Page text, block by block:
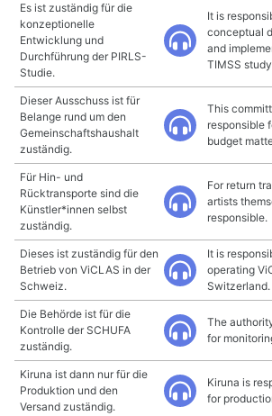
Es ist zuständig für die
konzeptionelle
Entwicklung und
Durchführung der PIRLS-
Studie.
It is
conceptual
and
TIMSS
Dieser Ausschuss ist für
Belange rund um den
Gemeinschaftshaushalt
zuständig.
This
responsible
budget
Für Hin- und
Rücktransporte sind die
Künstler*innen selbst
zuständig.
For return
artists
responsible.
Dieses ist zuständig für den
Betrieb von ViCLAS in der
Schweiz.
It is
operating
Switzerland.
Die Behörde ist für die
Kontrolle der SCHUFA
zuständig.
The
for
Kiruna ist dann nur für die
Produktion und den
Versand zuständig.
Kiruna is
for